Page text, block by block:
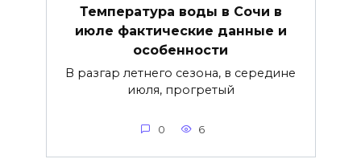
Температура воды в Сочи в
июле фактические данные и
особенности
В разгар летнего сезона, в середине
июля, прогретый
0 6